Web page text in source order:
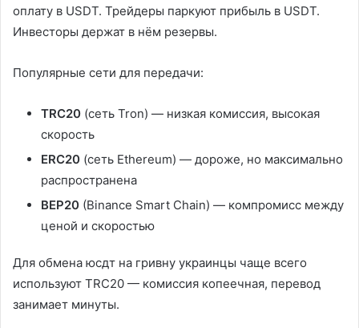
оплату в USDT. Трейдеры паркуют прибыль в USDT.
Инвесторы держат в нём резервы.
Популярные сети для передачи:
TRC20 (сеть Tron) — низкая комиссия, высокая
скорость
ERC20 (сеть Ethereum) — дороже, но максимально
распространена
BEP20 (Binance Smart Chain) — компромисс между
ценой и скоростью
Для обмена юсдт на гривну украинцы чаще всего
используют TRC20 — комиссия копеечная, перевод
занимает минуты.